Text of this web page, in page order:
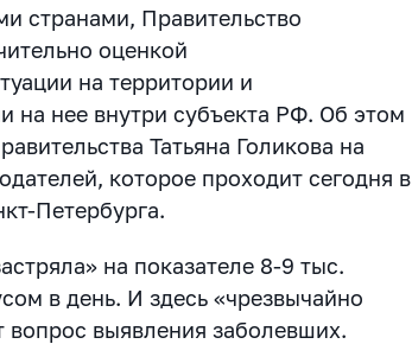
странами, Правительство
оценкой
на территории и
на нее внутри субъекта РФ. Об этом
Татьяна Голикова на
которое проходит сегодня в
Петербурга.
на показателе 8-9 тыс.
в день. И здесь «чрезвычайно
вопрос выявления заболевших.